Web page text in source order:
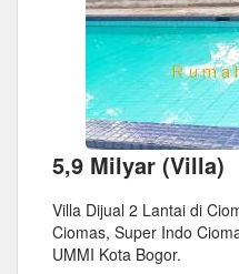
5,9 Milyar (Villa)
Villa Dijual 2 Lantai di
Ciomas, Super Indo
UMMI Kota Bogor.